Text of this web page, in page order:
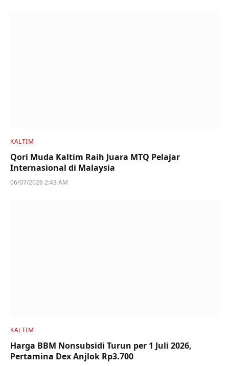
KALTIM
Qori Muda Kaltim Raih Juara MTQ Pelajar
Internasional di Malaysia
06/07/2026 2:43 AM
KALTIM
Harga BBM Nonsubsidi Turun per 1 Juli 2026,
Pertamina Dex Anjlok Rp3.700